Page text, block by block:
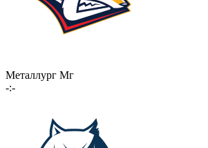
Металлург Мг
-:-